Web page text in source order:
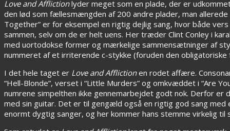
Love and Afflictionlyder meget som en plade, der er
den lød som fællesmængden af 200 andre plader, man
Together” er for eksempel en rigtig dejlig sang, hvor både
sammen, selv om de er helt uens. Her træder Clint Conley i
med uortodokse former og mærkelige sammensætninger af
nummeret af et irriterende c-stykke (foruden den obligatoriske
I det hele taget er Love and Afflictionen rodet affære.
“Hell-Blonde”, verset i “Little Murders” og omkvæddet i “Are
numrene simpelthen ikke gennemarbejdet godt nok. Derfor er
med sin guitar. Det er til gengæld også en rigtig god sang
enormt dygtig sanger, og her kommer hans stemme virkelig til